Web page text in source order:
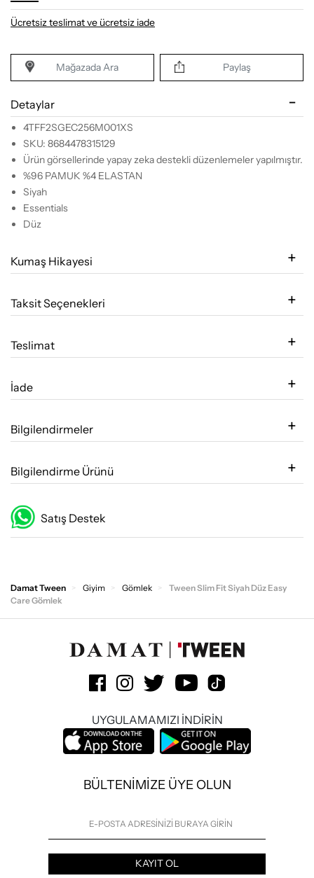
Ücretsiz teslimat ve ücretsiz iade
Mağazada Ara Paylaş
Detaylar
4TFF2SGEC256M001XS
SKU: 8684478315129
Ürün görsellerinde yapay zeka destekli düzenlemeler yapılmıştır.
%96 PAMUK %4 ELASTAN
Siyah
Essentials
Düz
Kumaş Hikayesi
Taksit Seçenekleri
Teslimat
İade
Bilgilendirmeler
Bilgilendirme Ürünü
Satış Destek
Damat Tween Giyim Gömlek
Tween Slim Fit Siyah Düz Easy
Care Gömlek
UYGULAMAMIZI İNDİRİN
BÜLTENİMİZE ÜYE OLUN
KAYIT OL